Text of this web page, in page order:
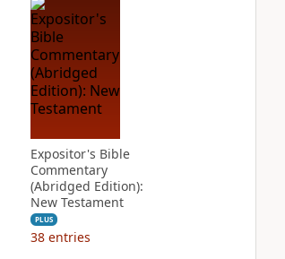
Expositor's Bible
Commentary
(Abridged Edition):
New Testament
PLUS
38 entries